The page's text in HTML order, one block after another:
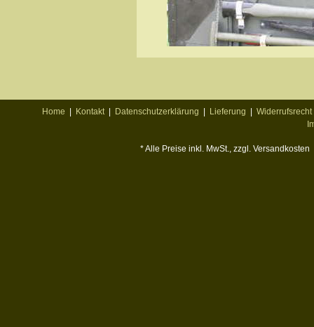
Home Kontakt Datenschutzerklärung Lieferung Widerrufsrecht
* Alle Preise inkl. MwSt., zzgl. Versandkosten